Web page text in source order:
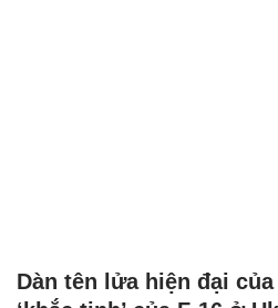
Dàn tên lửa hiện đại